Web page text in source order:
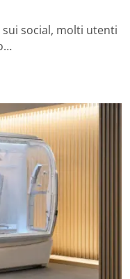
sui social, molti utenti